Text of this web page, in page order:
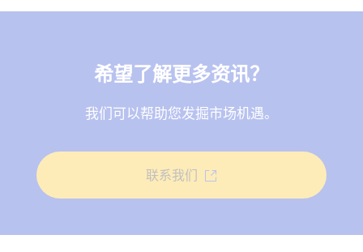
希望了解更多资讯？
我们可以帮助您发掘市场机遇。
联系我们